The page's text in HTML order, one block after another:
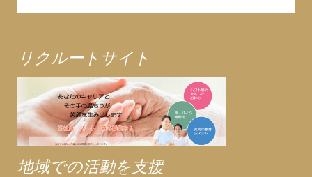
リクルートサイト
地域での活動を支援